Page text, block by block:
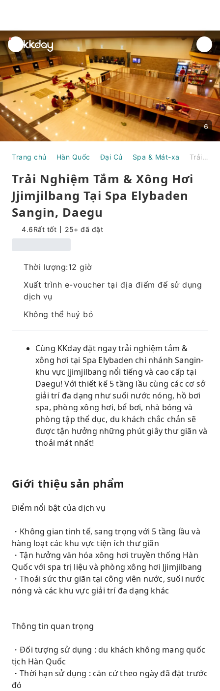
unread
notifications
6
Trang chủ Hàn Quốc Đại Củ Spa & Mát-xa Trải Nghiệm Tắm & Xông Hơi Jjimjilbang Tại Spa Elybaden Sangin, Daegu
Trải Nghiệm Tắm & Xông Hơi
Jjimjilbang Tại Spa Elybaden
Sangin, Daegu
4.6Rất tốt 25+ đã đặt
Thời lượng:12 giờ
Xuất trình e-voucher tại địa điểm để sử dụng
dịch vụ
Không thể huỷ bỏ
Cùng KKday đặt ngay trải nghiệm tắm &
xông hơi tại Spa Elybaden chi nhánh Sangin-
khu vực Jjimjilbang nổi tiếng và cao cấp tại
Daegu! Với thiết kế 5 tầng lầu cùng các cơ sở
giải trí đa dạng như suối nước nóng, hồ bơi
spa, phòng xông hơi, bể bơi, nhà bóng và
phòng tập thể dục, du khách chắc chắn sẽ
được tận hưởng những phút giây thư giãn và
thoải mát nhất!
Giới thiệu sản phẩm
Điểm nổi bật của dịch vụ
・Không gian tinh tế, sang trọng với 5 tầng lầu và
hàng loạt các khu vực tiện ích thư giãn
・Tận hưởng văn hóa xông hơi truyền thống Hàn
Quốc với spa trị liệu và phòng xông hơi Jjimjilbang
・Thoải sức thư giãn tại công viên nước, suối nước
nóng và các khu vực giải trí đa dạng khác
Thông tin quan trọng
・Đối tượng sử dụng : du khách không mang quốc
tịch Hàn Quốc
・Thời hạn sử dụng : căn cứ theo ngày đã đặt trước
đó